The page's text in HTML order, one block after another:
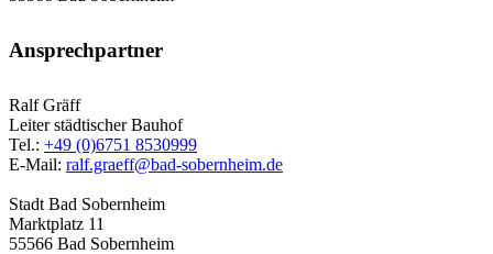
Ansprechpartner
Ralf Gräff
Leiter städtischer Bauhof
Tel.: +49 (0)6751 8530999
E-Mail: ralf.graeff@bad-sobernheim.de
Stadt Bad Sobernheim
Marktplatz 11
55566 Bad Sobernheim